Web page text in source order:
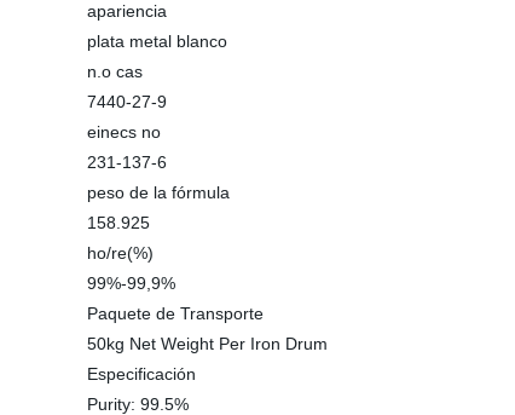
apariencia
plata metal blanco
n.o cas
7440-27-9
einecs no
231-137-6
peso de la fórmula
158.925
ho/re(%)
99%-99,9%
Paquete de Transporte
50kg Net Weight Per Iron Drum
Especificación
Purity: 99.5%